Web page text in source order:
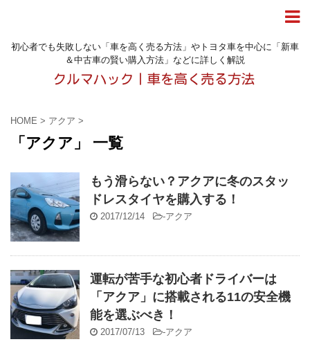
初心者でも失敗しない「車を高く売る方法」やトヨタ車を中心に「新車
＆中古車の賢い購入方法」などに詳しく解説
HOME > アクア >
「アクア」 一覧
もう滑らない？アクアに冬のスタッ
ドレスタイヤを購入する！
2017/12/14 -アクア
運転が苦手な初心者ドライバーは
「アクア」に搭載される11の安全機
能を選ぶべき！
2017/07/13 -アクア